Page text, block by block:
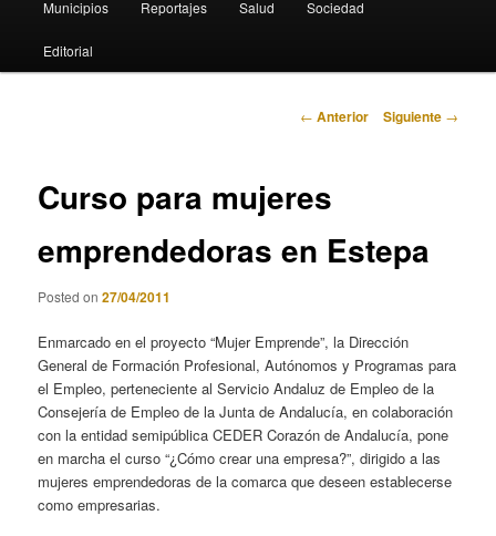
Municipios Reportajes Salud Sociedad
Editorial
Navegación
← Anterior Siguiente →
Curso para mujeres
emprendedoras en Estepa
Posted on27/04/2011
Enmarcado en el proyecto “Mujer Emprende”, la Dirección
General de Formación Profesional, Autónomos y Programas para
el Empleo, perteneciente al Servicio Andaluz de Empleo de la
Consejería de Empleo de la Junta de Andalucía, en colaboración
con la entidad semipública CEDER Corazón de Andalucía, pone
en marcha el curso “¿Cómo crear una empresa?”, dirigido a las
mujeres emprendedoras de la comarca que deseen establecerse
como empresarias.